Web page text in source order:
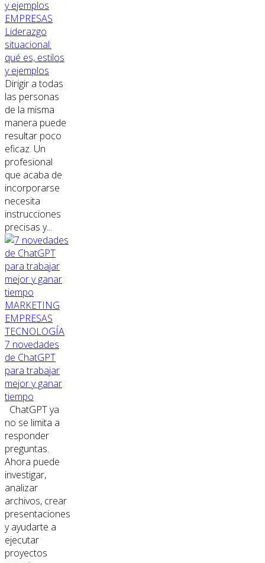
EMPRESAS
Liderazgo
situacional:
qué es, estilos
y ejemplos
Dirigir a todas
las personas
de la misma
manera puede
resultar poco
eficaz. Un
profesional
que acaba de
incorporarse
necesita
instrucciones
precisas y...
MARKETING
EMPRESAS
TECNOLOGÍA
7 novedades
de ChatGPT
para trabajar
mejor y ganar
tiempo
ChatGPT ya
no se limita a
responder
preguntas.
Ahora puede
investigar,
analizar
archivos, crear
presentaciones
y ayudarte a
ejecutar
proyectos